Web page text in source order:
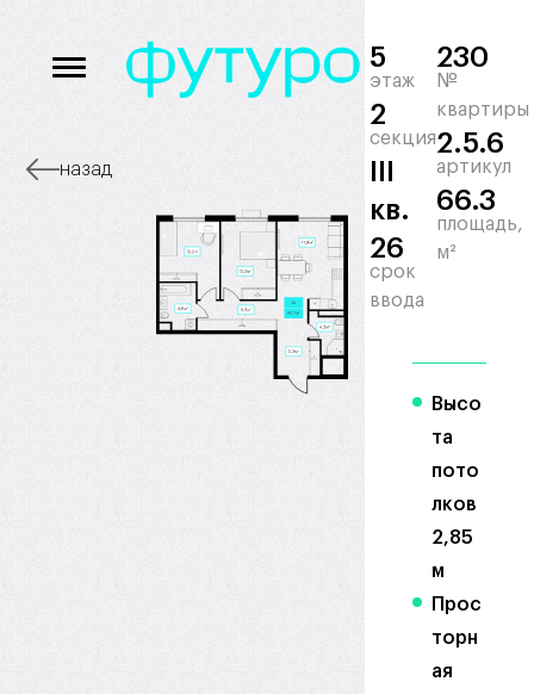
назад
5
этаж
2
секция
кв.
26
срок
ввода
230
№
квартиры
2.5.6
артикул
66.3
площадь,
м²
Высо
та
пото
лков
2,85
м
Прос
торн
ая